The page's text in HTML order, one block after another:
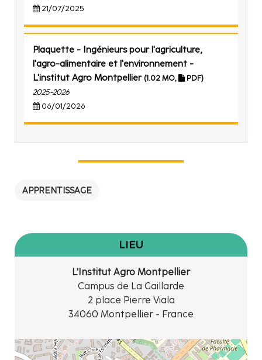
21/07/2025
Plaquette - Ingénieurs pour l'agriculture,
l'agro-alimentaire et l'environnement -
L'institut Agro Montpellier (1.02 MO,
PDF)
2025-2026
06/01/2026
APPRENTISSAGE
LIEU
L'Institut Agro Montpellier
Campus de La Gaillarde
2 place Pierre Viala
34060 Montpellier - France